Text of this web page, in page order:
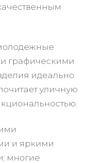
графическими
идеально
уличную
и яркими
многие